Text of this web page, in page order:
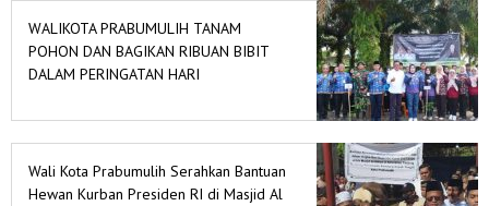
WALIKOTA PRABUMULIH TANAM
POHON DAN BAGIKAN RIBUAN BIBIT
DALAM PERINGATAN HARI
Wali Kota Prabumulih Serahkan Bantuan
Hewan Kurban Presiden RI di Masjid Al